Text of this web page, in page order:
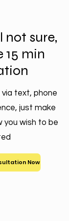
not sure,
15 min
text, phone
just make
you wish to be
Now